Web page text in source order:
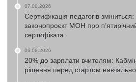
07.08.2026
Сертифікація педагогів
законопроєкт МОН про
сертифіката
06.08.2026
20% до зарплати вчителям:
рішення перед стартом